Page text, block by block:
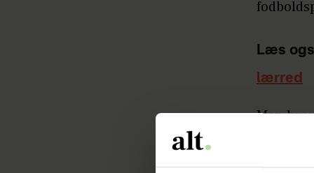
Læs
lærred
Men
1. Bidt af